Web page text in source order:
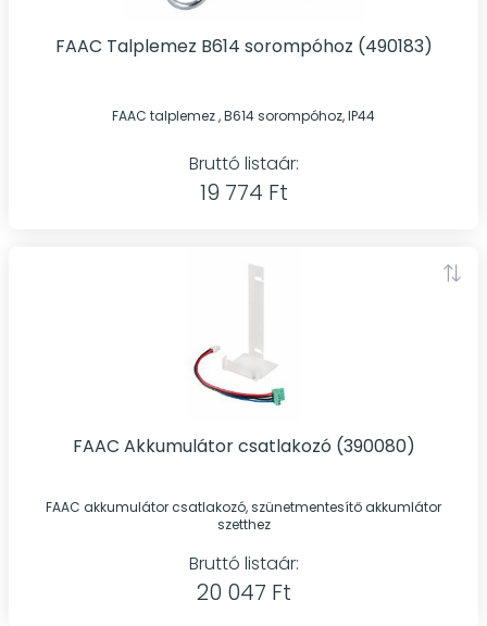
FAAC Talplemez B614 sorompóhoz (490183)
FAAC talplemez , B614 sorompóhoz, IP44
Bruttó listaár:
19 774 Ft
FAAC Akkumulátor csatlakozó (390080)
FAAC akkumulátor csatlakozó, szünetmentesítő akkumlátor
szetthez
Bruttó listaár:
20 047 Ft